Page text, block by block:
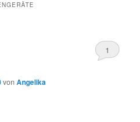
vonAngelika
1